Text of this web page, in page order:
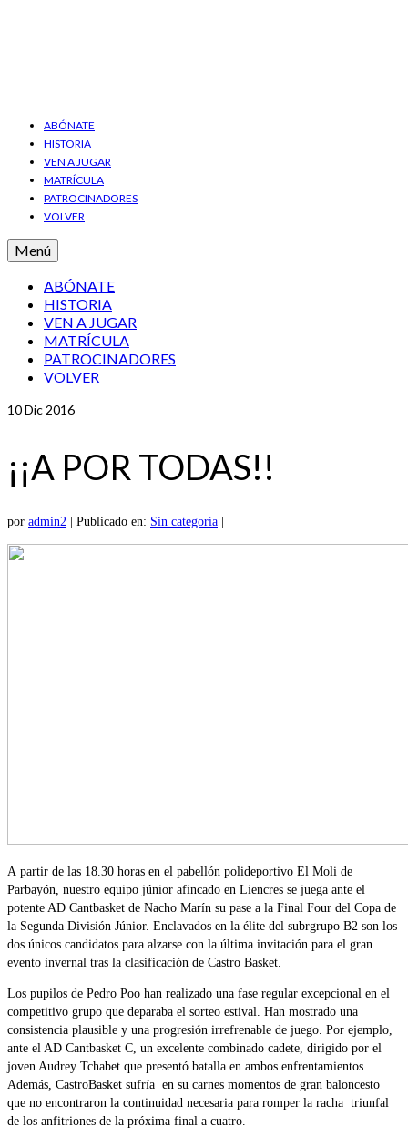
ABÓNATE
HISTORIA
VEN A JUGAR
MATRÍCULA
PATROCINADORES
VOLVER
Menú
ABÓNATE
HISTORIA
VEN A JUGAR
MATRÍCULA
PATROCINADORES
VOLVER
10Dic 2016
¡¡A POR TODAS!!
por admin2 Publicado en: Sin categoría
A partir de las 18.30 horas en el pabellón polideportivo El Moli de
Parbayón, nuestro equipo júnior afincado en Liencres se juega ante el
potente AD Cantbasket de Nacho Marín su pase a la Final Four del Copa de
la Segunda División Júnior. Enclavados en la élite del subrgrupo B2 son los
dos únicos candidatos para alzarse con la última invitación para el gran
evento invernal tras la clasificación de Castro Basket.
Los pupilos de Pedro Poo han realizado una fase regular excepcional en el
competitivo grupo que deparaba el sorteo estival. Han mostrado una
consistencia plausible y una progresión irrefrenable de juego. Por ejemplo,
ante el AD Cantbasket C, un excelente combinado cadete, dirigido por el
joven Audrey Tchabet que presentó batalla en ambos enfrentamientos.
Además, CastroBasket sufría en su carnes momentos de gran baloncesto
que no encontraron la continuidad necesaria para romper la racha triunfal
de los anfitriones de la próxima final a cuatro.